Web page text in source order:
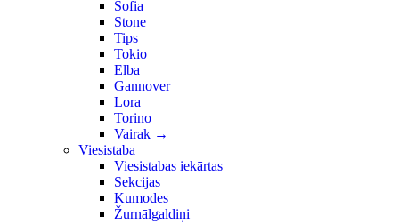
Sofia
Stone
Tips
Tokio
Elba
Gannover
Lora
Torino
Vairak →
Viesistaba
Viesistabas iekārtas
Sekcijas
Kumodes
Žurnālgaldiņi